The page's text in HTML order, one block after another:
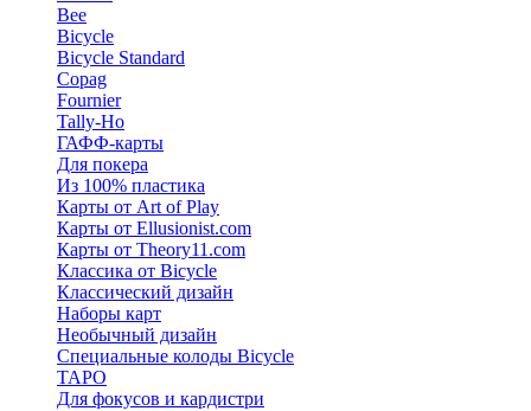
Bee
Bicycle
Bicycle Standard
Copag
Fournier
Tally-Ho
ГАФФ-карты
Для покера
Из 100% пластика
Карты от Art of Play
Карты от Ellusionist.com
Карты от Theory11.com
Классика от Bicycle
Классический дизайн
Наборы карт
Необычный дизайн
Специальные колоды Bicycle
ТАРО
Для фокусов и кардистри